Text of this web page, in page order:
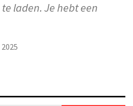
laden. Je hebt een